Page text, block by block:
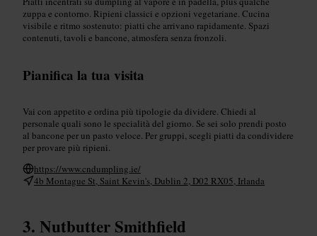
zuppa e contorno. Ripieni classici e opzioni vegetariane. Cucina
visibile e ritmo sostenuto: piatti che arrivano rapidamente. Spazi
contenuti, tavoli e bancone, atmosfera senza fronzoli.
Pianifica la tua visita
Vai con appetito e ordina più tipologie da dividere. Chiedi al
personale quali sono le specialità del giorno. Se sei solo prendi posto
al bancone per un pasto veloce. Per gruppi, scegli piatti da condividere
per provare più ripieni.
https://www.cndumpling.ie/
4b Montague St, Saint Kevin's, Dublin 2, D02 RX05, Irlanda
Nutbutter Smithfield